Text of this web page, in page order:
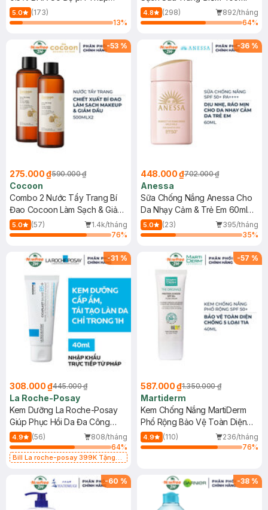
150ml
5.0
(173)
13%
4.8 (298)
892/tháng
64%
-53 %
275.000 ₫590.000 ₫
Cocoon
Combo 2 Nước Tẩy Trang Bí
Đao Cocoon Làm Sạch & Giảm
Dầu 500ml
5.0 (57)
1.4k/tháng
76%
-36 %
448.000 ₫702.000 ₫
Anessa
Sữa Chống Nắng Anessa Cho
Da Nhạy Cảm & Trẻ Em 60ml
(Mới)
5.0 (23)
395/tháng
35%
-31 %
308.000 ₫445.000 ₫
La Roche-Posay
Kem Dưỡng La Roche-Posay
Giúp Phục Hồi Da Đa Công
Dụng 40ml
4.9 (56)
808/tháng
64%
Bill La roche-posay 399K Tặng
(SL có hạn)
-57 %
587.000 ₫1.350.000 ₫
Martiderm
Kem Chống Nắng MartiDerm
Phổ Rộng Bảo Vệ Toàn Diện
40ml
4.9 (110)
236/tháng
76%
-60 % -38 %